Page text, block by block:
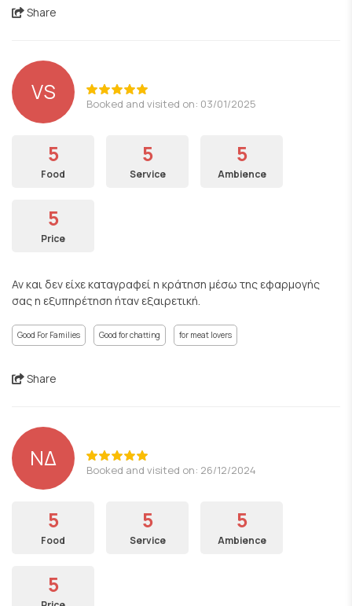
Share
VS Booked and visited on: 03/01/2025
5
Food
5
Service
5
Ambience
5
Price
Αν και δεν είχε καταγραφεί η κράτηση μέσω της εφαρμογής
σας η εξυπηρέτηση ήταν εξαιρετική.
Good For Families Good for chatting for meat lovers
Share
ΝΔ Booked and visited on: 26/12/2024
5
Food
5
Service
5
Ambience
5